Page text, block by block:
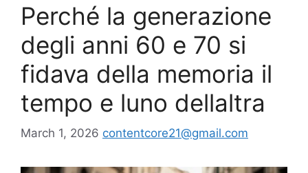
Perché la generazione
degli anni 60 e 70 si
fidava della memoria il
tempo e luno dellaltra
March 1, 2026 contentcore21@gmail.com